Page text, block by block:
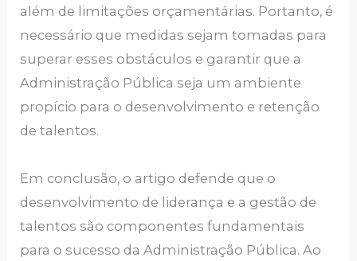
além de limitações orçamentárias. Portanto, é
necessário que medidas sejam tomadas para
superar esses obstáculos e garantir que a
Administração Pública seja um ambiente
propício para o desenvolvimento e retenção
de talentos.
Em conclusão, o artigo defende que o
desenvolvimento de liderança e a gestão de
talentos são componentes fundamentais
para o sucesso da Administração Pública. Ao